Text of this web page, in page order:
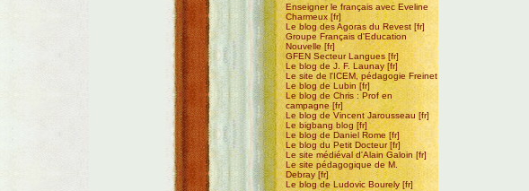
Enseigner le français avec Eveline
Charmeux
Le blog des Agoras du Revest
Groupe Français d'Education
Nouvelle
GFEN Secteur Langues
Le blog de J. F. Launay
Le site de l'ICEM, pédagogie Freinet
Le blog de Lubin
Le blog de Chris : Prof en
campagne
Le blog de Vincent Jarousseau
Le bigbang blog
Le blog de Daniel Rome
Le blog du Petit Docteur
Le site médiéval d'Alain Galoin
Le site pédagogique de M.
Debray
Le blog de Ludovic Bourely